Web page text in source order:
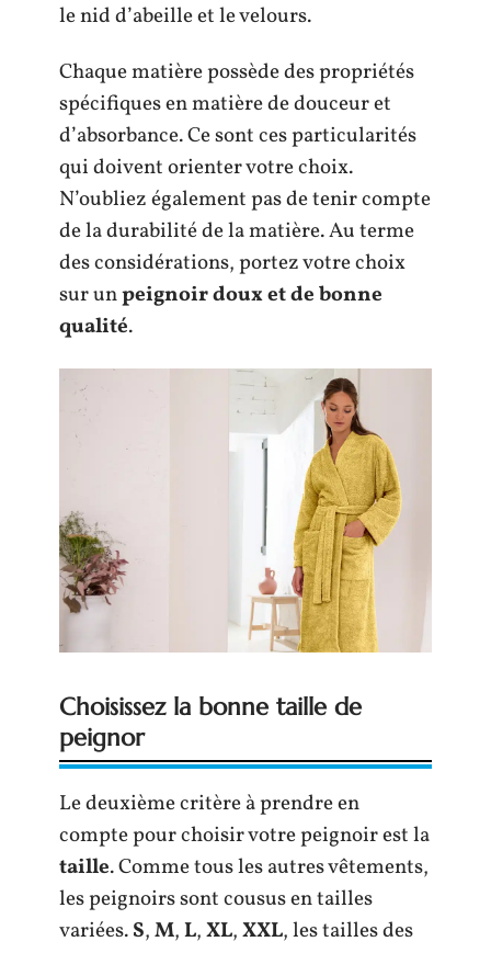
le nid d’abeille et le velours.
Chaque matière possède des propriétés
spécifiques en matière de douceur et
d’absorbance. Ce sont ces particularités
qui doivent orienter votre choix.
N’oubliez également pas de tenir compte
de la durabilité de la matière. Au terme
des considérations, portez votre choix
sur unpeignoir doux et de bonne
qualité.
Choisissez la bonne taille de
peignor
Le deuxième critère à prendre en
compte pour choisir votre peignoir est la
taille. Comme tous les autres vêtements,
les peignoirs sont cousus en tailles
variées.S,M,L,XL,XXL, les tailles des